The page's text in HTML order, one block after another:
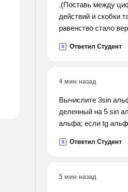
.(Поставь между
действий и скобки
равенство стало
S Ответил Студент
4 мин назад
Вычислите 3sin
деленный на 5 sin
альфа; если tg
S Ответил Студент
5 мин назад